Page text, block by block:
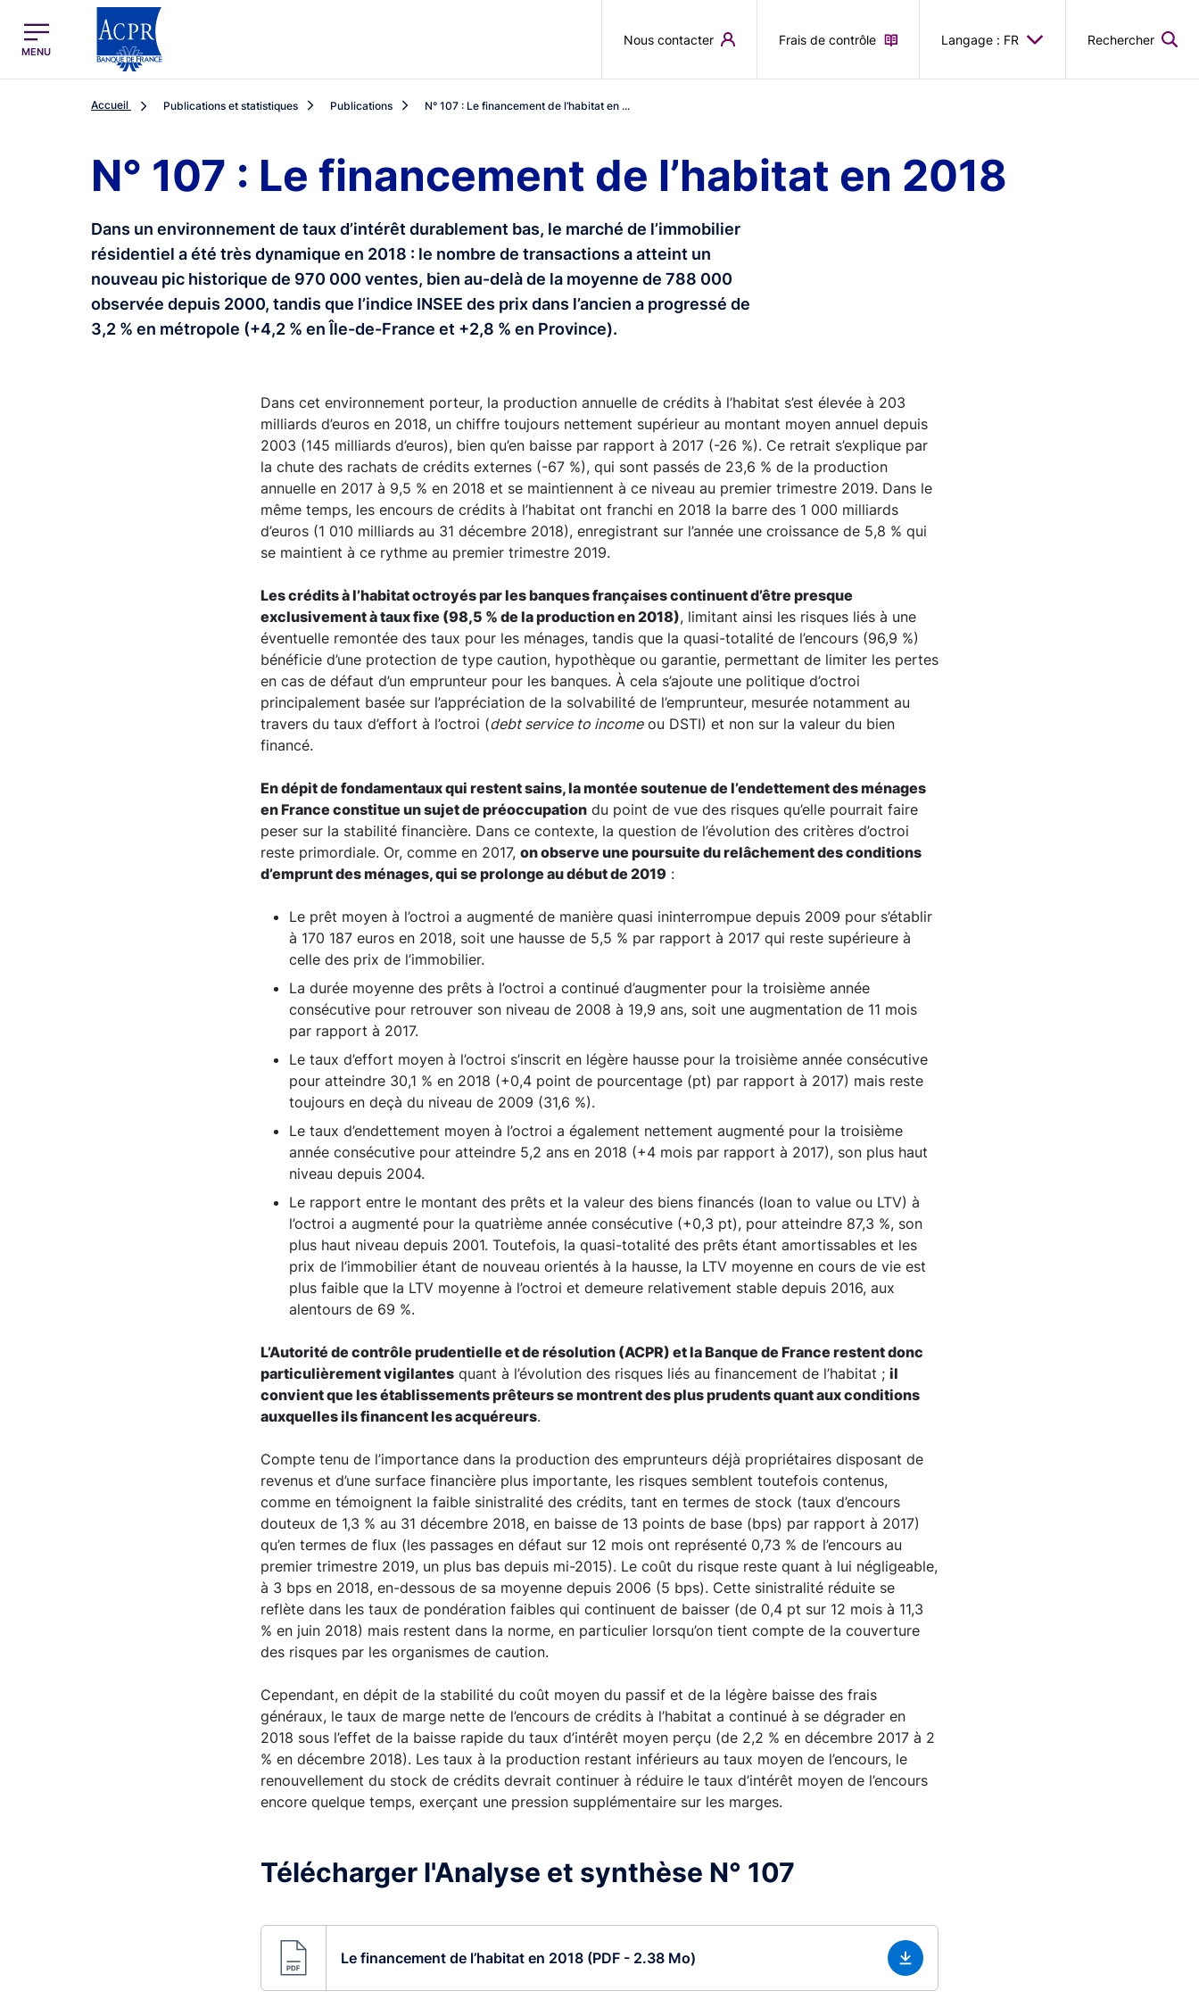
ACPR Menu Principal (French)
MENU
Nous contacter Frais de contrôle Langage : FR Rechercher
Accueil Publications et statistiques Publications N° 107 : Le financement de l’habitat en ...
N° 107 : Le financement de l’habitat en 2018
Dans un environnement de taux d’intérêt durablement bas, le marché de l’immobilier
résidentiel a été très dynamique en 2018 : le nombre de transactions a atteint un
nouveau pic historique de 970 000 ventes, bien au-delà de la moyenne de 788 000
observée depuis 2000, tandis que l’indice INSEE des prix dans l’ancien a progressé de
3,2 % en métropole (+4,2 % en Île-de-France et +2,8 % en Province).
Dans cet environnement porteur, la production annuelle de crédits à l’habitat s’est élevée à 203
milliards d’euros en 2018, un chiffre toujours nettement supérieur au montant moyen annuel depuis
2003 (145 milliards d’euros), bien qu’en baisse par rapport à 2017 (-26 %). Ce retrait s’explique par
la chute des rachats de crédits externes (-67 %), qui sont passés de 23,6 % de la production
annuelle en 2017 à 9,5 % en 2018 et se maintiennent à ce niveau au premier trimestre 2019. Dans le
même temps, les encours de crédits à l’habitat ont franchi en 2018 la barre des 1 000 milliards
d’euros (1 010 milliards au 31 décembre 2018), enregistrant sur l’année une croissance de 5,8 % qui
se maintient à ce rythme au premier trimestre 2019.
Les crédits à l’habitat octroyés par les banques françaises continuent d’être presque
exclusivement à taux fixe (98,5 % de la production en 2018), limitant ainsi les risques liés à une
éventuelle remontée des taux pour les ménages, tandis que la quasi-totalité de l’encours (96,9 %)
bénéficie d’une protection de type caution, hypothèque ou garantie, permettant de limiter les pertes
en cas de défaut d’un emprunteur pour les banques. À cela s’ajoute une politique d’octroi
principalement basée sur l’appréciation de la solvabilité de l’emprunteur, mesurée notamment au
travers du taux d’effort à l’octroi (debt service to incomeou DSTI) et non sur la valeur du bien
financé.
En dépit de fondamentaux qui restent sains, la montée soutenue de l’endettement des ménages
en France constitue un sujet de préoccupation du point de vue des risques qu’elle pourrait faire
peser sur la stabilité financière. Dans ce contexte, la question de l’évolution des critères d’octroi
reste primordiale. Or, comme en 2017, on observe une poursuite du relâchement des conditions
d’emprunt des ménages, qui se prolonge au début de 2019 :
Le prêt moyen à l’octroi a augmenté de manière quasi ininterrompue depuis 2009 pour s’établir
à 170 187 euros en 2018, soit une hausse de 5,5 % par rapport à 2017 qui reste supérieure à
celle des prix de l’immobilier.
La durée moyenne des prêts à l’octroi a continué d’augmenter pour la troisième année
consécutive pour retrouver son niveau de 2008 à 19,9 ans, soit une augmentation de 11 mois
par rapport à 2017.
Le taux d’effort moyen à l’octroi s’inscrit en légère hausse pour la troisième année consécutive
pour atteindre 30,1 % en 2018 (+0,4 point de pourcentage (pt) par rapport à 2017) mais reste
toujours en deçà du niveau de 2009 (31,6 %).
Le taux d’endettement moyen à l’octroi a également nettement augmenté pour la troisième
année consécutive pour atteindre 5,2 ans en 2018 (+4 mois par rapport à 2017), son plus haut
niveau depuis 2004.
Le rapport entre le montant des prêts et la valeur des biens financés (loan to value ou LTV) à
l’octroi a augmenté pour la quatrième année consécutive (+0,3 pt), pour atteindre 87,3 %, son
plus haut niveau depuis 2001. Toutefois, la quasi-totalité des prêts étant amortissables et les
prix de l’immobilier étant de nouveau orientés à la hausse, la LTV moyenne en cours de vie est
plus faible que la LTV moyenne à l’octroi et demeure relativement stable depuis 2016, aux
alentours de 69 %.
L’Autorité de contrôle prudentielle et de résolution (ACPR) et la Banque de France restent donc
particulièrement vigilantes quant à l’évolution des risques liés au financement de l’habitat ; il
convient que les établissements prêteurs se montrent des plus prudents quant aux conditions
auxquelles ils financent les acquéreurs.
Compte tenu de l’importance dans la production des emprunteurs déjà propriétaires disposant de
revenus et d’une surface financière plus importante, les risques semblent toutefois contenus,
comme en témoignent la faible sinistralité des crédits, tant en termes de stock (taux d’encours
douteux de 1,3 % au 31 décembre 2018, en baisse de 13 points de base (bps) par rapport à 2017)
qu’en termes de flux (les passages en défaut sur 12 mois ont représenté 0,73 % de l’encours au
premier trimestre 2019, un plus bas depuis mi-2015). Le coût du risque reste quant à lui négligeable,
à 3 bps en 2018, en-dessous de sa moyenne depuis 2006 (5 bps). Cette sinistralité réduite se
reflète dans les taux de pondération faibles qui continuent de baisser (de 0,4 pt sur 12 mois à 11,3
% en juin 2018) mais restent dans la norme, en particulier lorsqu’on tient compte de la couverture
des risques par les organismes de caution.
Cependant, en dépit de la stabilité du coût moyen du passif et de la légère baisse des frais
généraux, le taux de marge nette de l’encours de crédits à l’habitat a continué à se dégrader en
2018 sous l’effet de la baisse rapide du taux d’intérêt moyen perçu (de 2,2 % en décembre 2017 à 2
% en décembre 2018). Les taux à la production restant inférieurs au taux moyen de l’encours, le
renouvellement du stock de crédits devrait continuer à réduire le taux d’intérêt moyen de l’encours
encore quelque temps, exerçant une pression supplémentaire sur les marges.
Télécharger l'Analyse et synthèse N° 107
Le financement de l’habitat en 2018 (PDF - 2.38 Mo)